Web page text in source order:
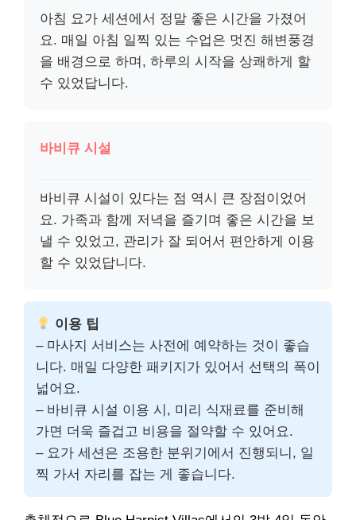
아침 요가 세션에서 정말 좋은 시간을 가졌어
요. 매일 아침 일찍 있는 수업은 멋진 해변풍경
을 배경으로 하며, 하루의 시작을 상쾌하게 할
수 있었답니다.
바비큐 시설
바비큐 시설이 있다는 점 역시 큰 장점이었어
요. 가족과 함께 저녁을 즐기며 좋은 시간을 보
낼 수 있었고, 관리가 잘 되어서 편안하게 이용
할 수 있었답니다.
이용 팁
– 마사지 서비스는 사전에 예약하는 것이 좋습
니다. 매일 다양한 패키지가 있어서 선택의 폭이
넓어요.
– 바비큐 시설 이용 시, 미리 식재료를 준비해
가면 더욱 즐겁고 비용을 절약할 수 있어요.
– 요가 세션은 조용한 분위기에서 진행되니, 일
찍 가서 자리를 잡는 게 좋습니다.